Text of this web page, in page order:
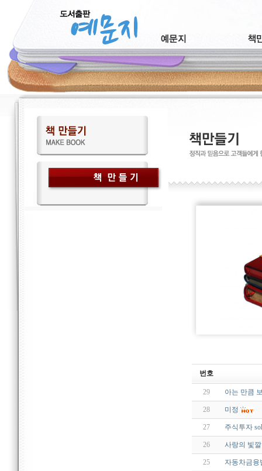
번호
29 아는 만큼
28 미정
27 주식투자
26 사랑의 빛깔
25 자동차금융